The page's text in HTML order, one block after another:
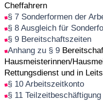
Cheffahrern
§ 7 Sonderformen der
§ 8 Ausgleich für
§ 9 Bereitschaftszeiten
Anhang zu § 9
Hausmeisterinnen/
Rettungsdienst und in
§ 10 Arbeitszeitkonto
§ 11 Teilzeitbeschäftigung